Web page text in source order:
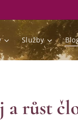
Služby
růst